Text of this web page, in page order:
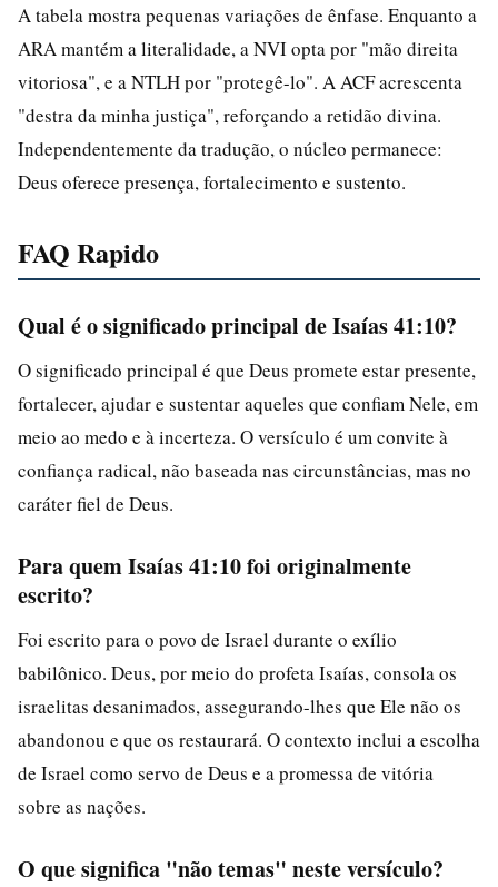
A tabela mostra pequenas variações de ênfase. Enquanto a
ARA mantém a literalidade, a NVI opta por "mão direita
vitoriosa", e a NTLH por "protegê-lo". A ACF acrescenta
"destra da minha justiça", reforçando a retidão divina.
Independentemente da tradução, o núcleo permanece:
Deus oferece presença, fortalecimento e sustento.
FAQ Rapido
Qual é o significado principal de Isaías 41:10?
O significado principal é que Deus promete estar presente,
fortalecer, ajudar e sustentar aqueles que confiam Nele, em
meio ao medo e à incerteza. O versículo é um convite à
confiança radical, não baseada nas circunstâncias, mas no
caráter fiel de Deus.
Para quem Isaías 41:10 foi originalmente
escrito?
Foi escrito para o povo de Israel durante o exílio
babilônico. Deus, por meio do profeta Isaías, consola os
israelitas desanimados, assegurando-lhes que Ele não os
abandonou e que os restaurará. O contexto inclui a escolha
de Israel como servo de Deus e a promessa de vitória
sobre as nações.
O que significa "não temas" neste versículo?